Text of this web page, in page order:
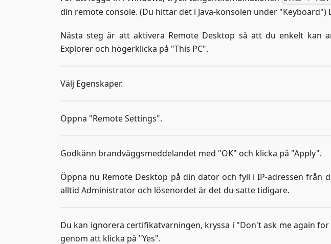
din remote console. (Du hittar det i Java-konsolen under
Nästa steg är att aktivera Remote Desktop så att du enkelt kan
Explorer och högerklicka på "This PC".
Välj Egenskaper.
Öppna "Remote Settings".
Godkänn brandväggsmeddelandet med "OK" och klicka på "Apply".
Öppna nu Remote Desktop på din dator och fyll i IP-adressen från
alltid Administrator och lösenordet är det du satte tidigare.
Du kan ignorera certifikatvarningen, kryssa i "Don't ask me again
genom att klicka på "Yes".